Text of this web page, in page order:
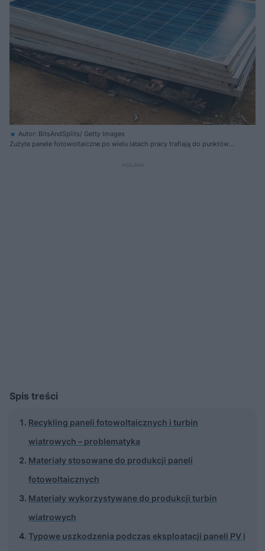
Autor: BitsAndSplits/ Getty Images
Zużyte panele fotowoltaiczne po wielu latach pracy trafiają do punktów
Spis treści
Recykling paneli fotowoltaicznych i turbin
wiatrowych – problematyka
Materiały stosowane do produkcji paneli
fotowoltaicznych
Materiały wykorzystywane do produkcji turbin
wiatrowych
Typowe uszkodzenia podczas eksploatacji paneli PV i